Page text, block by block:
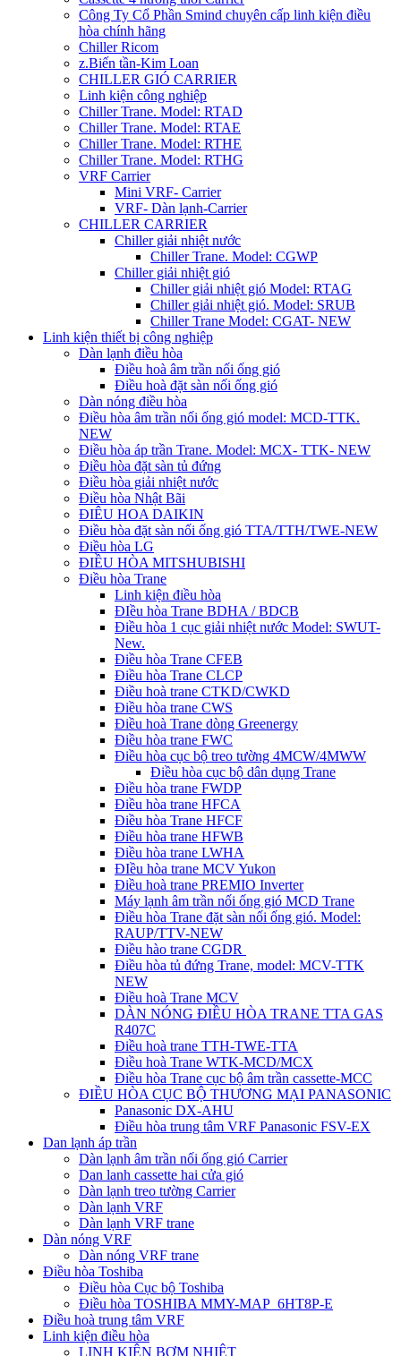
Công Ty Cổ Phần Smind chuyên cấp linh kiện điều
hòa chính hãng
Chiller Ricom
z.Biến tần-Kim Loan
CHILLER GIÓ CARRIER
Linh kiện công nghiệp
Chiller Trane. Model: RTAD
Chiller Trane. Model: RTAE
Chiller Trane. Model: RTHE
Chiller Trane. Model: RTHG
VRF Carrier
Mini VRF- Carrier
VRF- Dàn lạnh-Carrier
CHILLER CARRIER
Chiller giải nhiệt nước
Chiller Trane. Model: CGWP
Chiller giải nhiệt gió
Chiller giải nhiệt gió Model: RTAG
Chiller giải nhiệt gió. Model: SRUB
Chiller Trane Model: CGAT- NEW
Linh kiện thiết bị công nghiệp
Dàn lạnh điều hòa
Điều hoà âm trần nối ống gió
Điều hoà đặt sàn nối ống gió
Dàn nóng điều hòa
Điều hòa âm trần nối ống gió model: MCD-TTK.
NEW
Điều hòa áp trần Trane. Model: MCX- TTK- NEW
Điều hòa đặt sàn tủ đứng
Điều hòa giải nhiệt nước
Điều hòa Nhật Bãi
ĐIÊU HOA DAIKIN
Điều hòa đặt sàn nối ống gió TTA/TTH/TWE-NEW
Điều hòa LG
ĐIỀU HÒA MITSHUBISHI
Điều hòa Trane
Linh kiện điều hòa
ĐIều hòa Trane BDHA / BDCB
Điều hòa 1 cục giải nhiệt nước Model: SWUT-
New.
Điều hòa Trane CFEB
Điều hòa Trane CLCP
Điều hoà trane CTKD/CWKD
Điều hòa trane CWS
Điều hoà Trane dòng Greenergy
Điều hòa trane FWC
Điều hòa cục bộ treo tường 4MCW/4MWW
Điều hòa cục bộ dân dụng Trane
Điều hòa trane FWDP
Điều hòa trane HFCA
Điều hòa Trane HFCF
Điều hòa trane HFWB
Điều hòa trane LWHA
ĐIều hòa trane MCV Yukon
Điều hoà trane PREMIO Inverter
Máy lạnh âm trần nối ống gió MCD Trane
Điều hòa Trane đặt sàn nối ống gió. Model:
RAUP/TTV-NEW
Điều hào trane CGDR
Điều hòa tủ đứng Trane, model: MCV-TTK
NEW
Điều hoà Trane MCV
DÀN NÓNG ĐIỀU HÒA TRANE TTA GAS
R407C
Điều hoà trane TTH-TWE-TTA
Điều hoà Trane WTK-MCD/MCX
Điều hòa Trane cục bộ âm trần cassette-MCC
ĐIỀU HÒA CỤC BỘ THƯƠNG MẠI PANASONIC
Panasonic DX-AHU
Điều hòa trung tâm VRF Panasonic FSV-EX
Dan lạnh áp trần
Dàn lạnh âm trần nối ống gió Carrier
Dan lanh cassette hai cửa gió
Dàn lạnh treo tường Carrier
Dàn lạnh VRF
Dàn lạnh VRF trane
Dàn nóng VRF
Dàn nóng VRF trane
Điều hòa Toshiba
Điều hòa Cục bộ Toshiba
Điều hòa TOSHIBA MMY-MAP_6HT8P-E
Điều hoà trung tâm VRF
Linh kiện điều hòa
LINH KIỆN BƠM NHIỆT